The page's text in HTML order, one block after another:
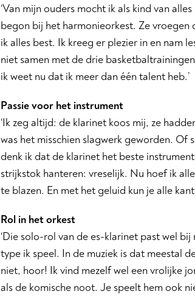
‘Van mijn ouders mocht ik als kind van
begon bij het harmonieorkest. Ze
ik alles best. Ik kreeg er plezier in en nam
niet samen met de drie
ik weet nu dat ik meer dan één talent heb.’
Passie voor het instrument
‘Ik zeg altijd: de klarinet koos mij, ze
was het misschien slagwerk geworden.
denk ik dat de klarinet het beste
strijkstok hanteren: vreselijk. Nu hoef ik
te blazen. En met het geluid kun je alle
Rol in het orkest
‘Die solo-rol van de es-klarinet past wel
type ik speel. In de muziek is dat meestal
niet, hoor! Ik vind mezelf wel een vrolijke
als de komische noot. Je speelt hem ook